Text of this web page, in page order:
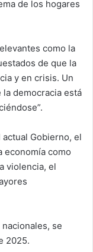
de los hogares
como la
de que la
y en crisis. Un
la democracia está
Gobierno, el
economía como
violencia, el
se
2025.